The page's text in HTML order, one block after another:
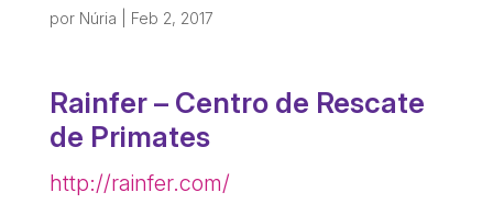
por Núria Feb 2, 2017
Rainfer – Centro de Rescate
de Primates
http://rainfer.com/
ACCIÓ SOCIAL I JOVES
ESPLAIS
SUPORT TERCER SECTOR